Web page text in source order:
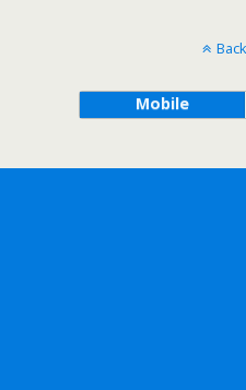
Mobile